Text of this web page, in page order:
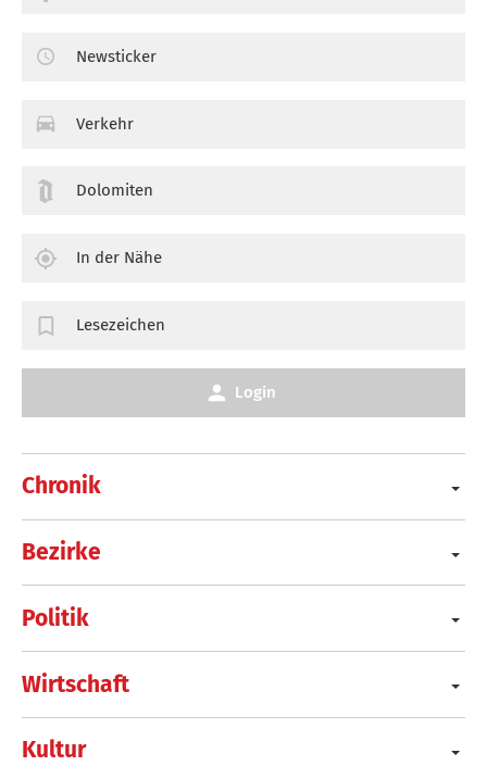
Chronik
Bezirke
Politik
Wirtschaft
Kultur
Newsticker
Verkehr
Dolomiten
In der Nähe
Lesezeichen
Login